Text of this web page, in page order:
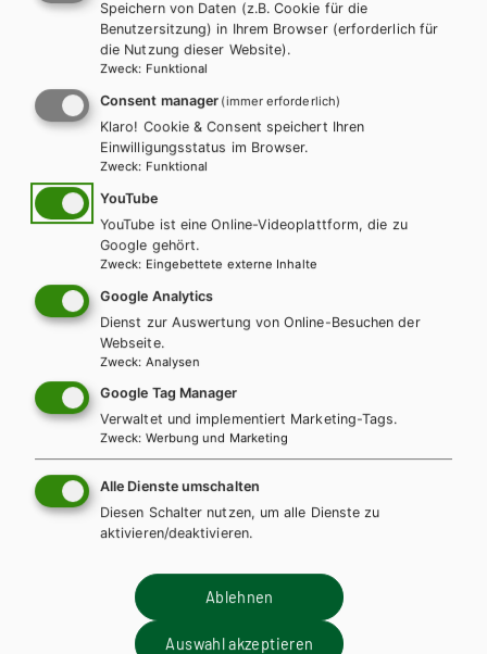
MS
KOMPETENZ:DEUTSCH 1. Basisteil (mit
Lösungen)
Basisteil + E-Book
Basisteil mit E-BOOK+
Trainingsteil + E-Book
Trainingsteil E-Book Solo
Trainingsteil mit E-BOOK+
Trainingsteil E-BOOK+ Solo
Leseheft + E-Book
Lehrer/innenhandbuch
Speichern von Daten (z.B. Cookie für die
Benutzersitzung) in Ihrem Browser (erforderlich für
die Nutzung dieser Website).
Zweck: Funktional
Consent manager (immer erforderlich)
Klaro! Cookie & Consent speichert Ihren
Einwilligungsstatus im Browser.
Zweck: Funktional
YouTube
YouTube ist eine Online-Videoplattform, die zu
Google gehört.
Zweck: Eingebettete externe Inhalte
Google Analytics
Dienst zur Auswertung von Online-Besuchen der
Webseite.
Zweck: Analysen
Google Tag Manager
Verwaltet und implementiert Marketing-Tags.
Zweck: Werbung und Marketing
Alle Dienste umschalten
Diesen Schalter nutzen, um alle Dienste zu
aktivieren/deaktivieren.
Ablehnen
Auswahl akzeptieren